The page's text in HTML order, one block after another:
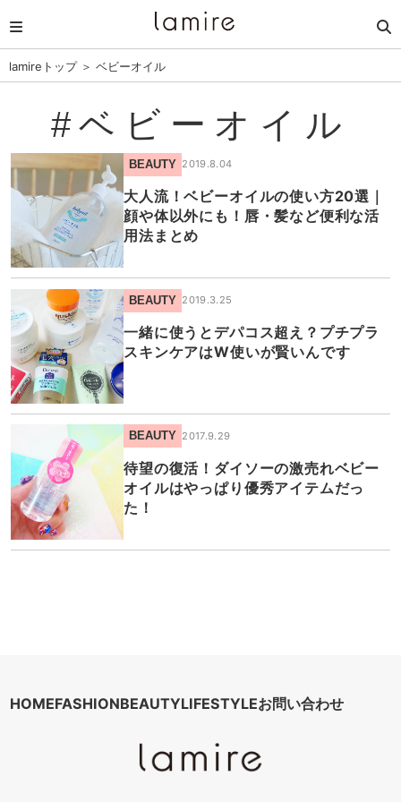
lamireトップ＞ ベビーオイル
#ベビーオイル
BEAUTY 2019.8.04
大人流！ベビーオイルの使い方20選｜
顔や体以外にも！唇・髪など便利な活
用法まとめ
BEAUTY 2019.3.25
一緒に使うとデパコス超え？プチプラ
スキンケアはW使いが賢いんです
BEAUTY 2017.9.29
待望の復活！ダイソーの激売れベビー
オイルはやっぱり優秀アイテムだっ
た！
HOMEFASHIONBEAUTYLIFESTYLEお問い合わせ